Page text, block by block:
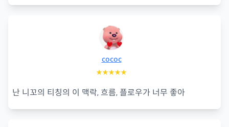
cococ
★★★★★
난 니꼬의 티칭의 이 맥락, 흐름, 플로우가 너무 좋아